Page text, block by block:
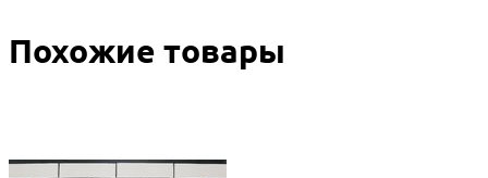
Похожие товары